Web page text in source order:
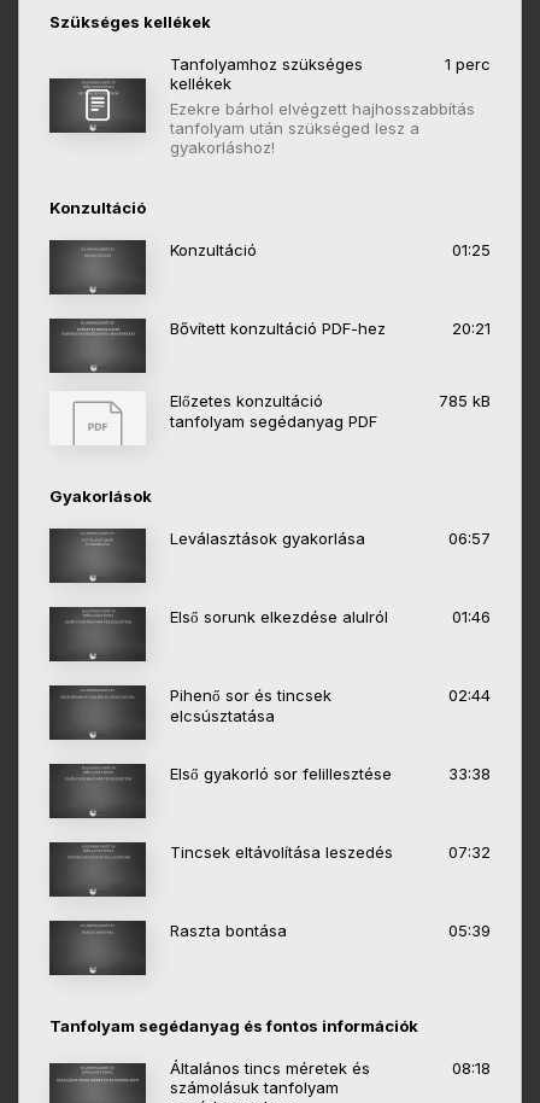
Szükséges kellékek
Tanfolyamhoz szükséges
kellékek
1 perc
Ezekre bárhol elvégzett hajhosszabbítás
tanfolyam után szükséged lesz a
gyakorláshoz!
Konzultáció
Konzultáció 01:25
Bővített konzultáció PDF-hez 20:21
Előzetes konzultáció
tanfolyam segédanyag PDF
785 kB
Gyakorlások
Leválasztások gyakorlása 06:57
Első sorunk elkezdése alulról 01:46
Pihenő sor és tincsek
elcsúsztatása
02:44
Első gyakorló sor felillesztése 33:38
Tincsek eltávolítása leszedés 07:32
Raszta bontása 05:39
Tanfolyam segédanyag és fontos információk
Általános tincs méretek és
számolásuk tanfolyam
08:18